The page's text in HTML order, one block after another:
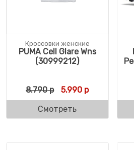
Кроссовки женские
PUMA Cell Glare Wns
(30999212)
8.790р Первоначальная
5.990 рТекущая
Смотреть